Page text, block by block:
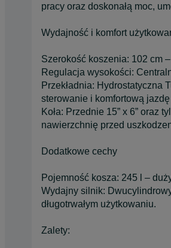
pracy oraz doskonałą moc,
Wydajność i komfort
Szerokość koszenia: 102 cm
Regulacja wysokości:
Przekładnia: Hydrostatyczna
sterowanie i komfortową
Koła: Przednie 15” x 6” oraz
nawierzchnię przed
Dodatkowe cechy
Pojemność kosza: 245 l –
Wydajny silnik:
długotrwałym użytkowaniu.
Zalety: